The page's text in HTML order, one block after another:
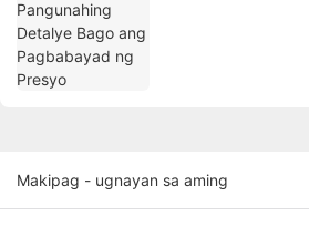
Makipag - ugnayan sa aming